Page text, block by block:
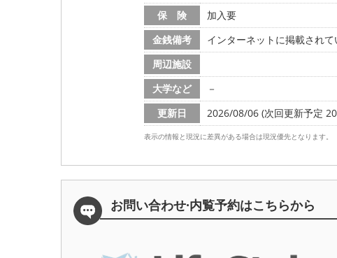
保 険
加入要
金銭備考
インターネットに掲載され
周辺施設
大学など
－
更新日
2026/08/06 (次回更新予定
表示の情報と現況に差異がある場合は現況優先となります。
お問い合わせ·内覧予約はこちらから